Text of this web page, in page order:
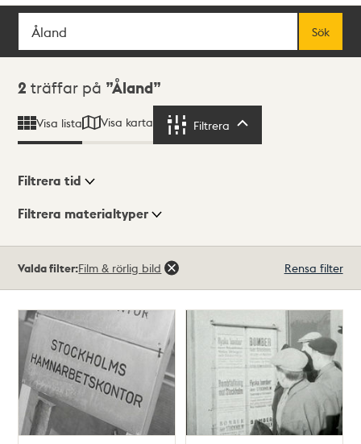
Sök
Sök
Sökresultat
2 träffar på Åland
Visa lista Visa karta Filtrera
Visningsläge
Filtrera tid
Filtrera materialtyper
träffar
Valda filter:Film & rörlig bild Rensa filter